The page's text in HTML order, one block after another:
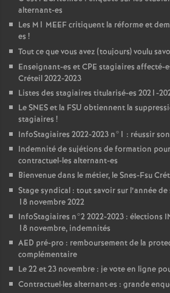
alternant-es
Les M1 MEEFcritiquent la réforme et
es !
Tout ce que vous avez (toujours) voulu
Enseignant-es etCPE stagiaires affecté-
Créteil 2022-2023
Listes des stagiaires titularisé-es 2021-
LeSNESet la FSU obtiennent la
stagiaires !
InfoStagiaires 2022-2023 n°1 : réussir
Indemnité de sujétions de formation
contractuel-les alternant-es
Bienvenue dans le métier, le Snes-Fsu
Stage syndical : tout savoir sur l’année
18 novembre 2022
InfoStagiaires n°2 2022-2023 : élections
18 novembre, indemnités
AED pré-pro : remboursement de la
complémentaire
Le 22 et 23 novembre : je vote en ligne
Contractuel·les alternant·es : grande